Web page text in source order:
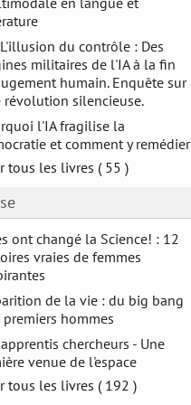
du contrôle : Des
militaires de l'IA à la fin
humain. Enquête sur
révolution silencieuse.
l'IA fragilise la
et comment y remédier
tous les livres ( 55 )
ont changé la Science! : 12
vraies de femmes
de la vie : du big bang
hommes
apprentis chercheurs - Une
venue de l'espace
tous les livres ( 192 )